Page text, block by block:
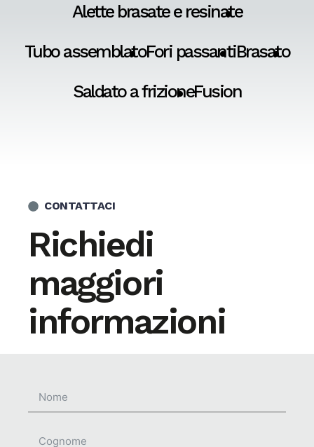
Alette brasate e resinate
Tubo assemblatoFori passantiBrasato
Saldato a frizioneFusion
CONTATTACI
Richiedi
maggiori
informazioni